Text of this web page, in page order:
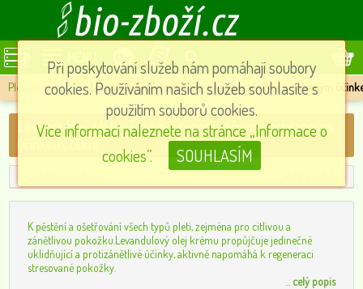
MENU
Pleťové krémy » Levandulový pleťový krém s regeneračním a ochranným
Levandulový pleťový krém s regeneračním a ochranným
K pěstění a ošetřování všech typů pleti, zejména pro citlivou a
zánětlivou pokožku.Levandulový olej krému propůjčuje jedinečné
uklidňující a protizánětlivé účinky, aktivně napomáhá k regeneraci
stresované pokožky.
celý popis
Při poskytování služeb nám pomáhají soubory
cookies. Používáním našich služeb souhlasíte s
použitím souborů cookies.
Více informací naleznete na stránce „Informace o
cookies”.
SOUHLASÍM